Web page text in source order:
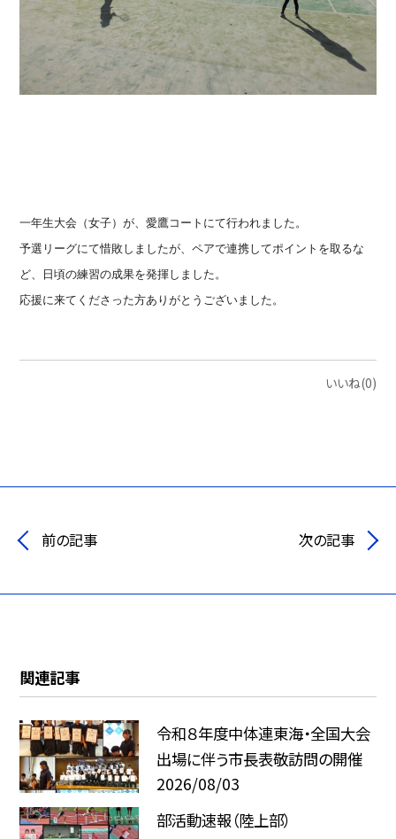
一年生大会（女子）が、愛鷹コートにて行われました。
予選リーグにて惜敗しましたが、ペアで連携してポイントを取るな
ど、日頃の練習の成果を発揮しました。
応援に来てくださった方ありがとうございました。
いいね(0)
前の記事 次の記事
関連記事
令和８年度中体連東海・全国大会
出場に伴う市長表敬訪問の開催
2026/08/03
部活動速報（陸上部）